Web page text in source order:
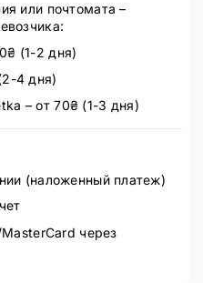
или почтомата –
(1-2 дня)
4 дня)
– от 70₴ (1-3 дня)
(наложенный платеж)
через
способами оплаты можно